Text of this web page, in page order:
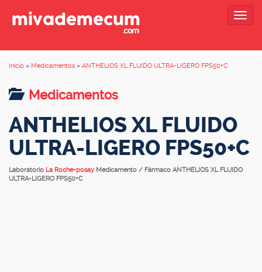
Inicio » Medicamentos » ANTHELIOS XL FLUIDO ULTRA-LIGERO FPS50+C
Medicamentos
ANTHELIOS XL FLUIDO
ULTRA-LIGERO FPS50+C
Laboratorio La Roche-posay Medicamento / Fármaco ANTHELIOS XL FLUIDO
ULTRA-LIGERO FPS50+C